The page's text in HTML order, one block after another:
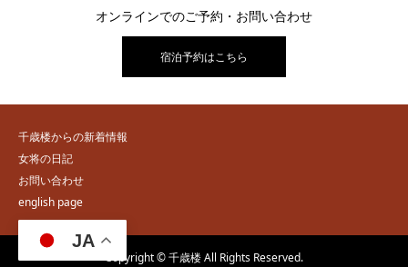
JA
オンラインでのご予約・お問い合わせ
宿泊予約はこちら
千歳楼からの新着情報
女将の日記
お問い合わせ
english page
Copyright © 千歳楼 All Rights Reserved.